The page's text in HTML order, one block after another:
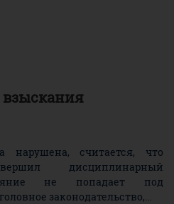
нарушена, считается, что
дисциплинарный
не попадает под
законодательство,...